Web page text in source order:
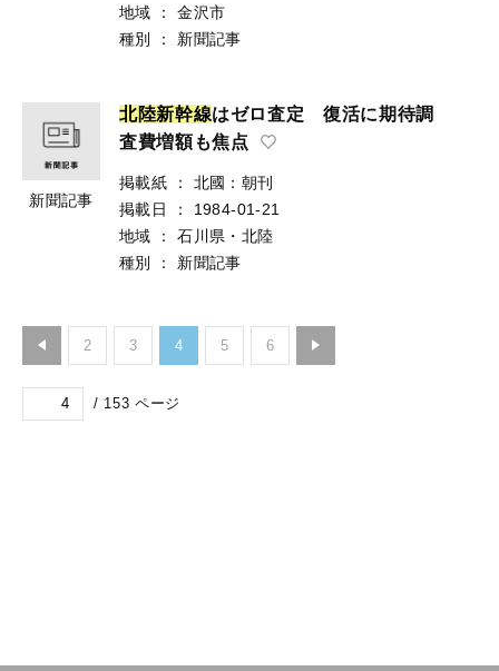
地域
：
金沢市
種別
： 新聞記事
新聞記事
北陸新幹線はゼロ査定 復活に期待調
査費増額も焦点
掲載紙 ：
北國：朝刊
掲載日
：
1984-01-21
地域
：
石川県・北陸
種別
： 新聞記事
2 3 4 5 6
/ 153 ページ